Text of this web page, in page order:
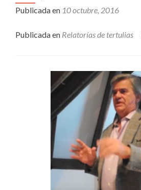
Publicada en 10 octubre, 2016
Publicada en Relatorías de tertulias